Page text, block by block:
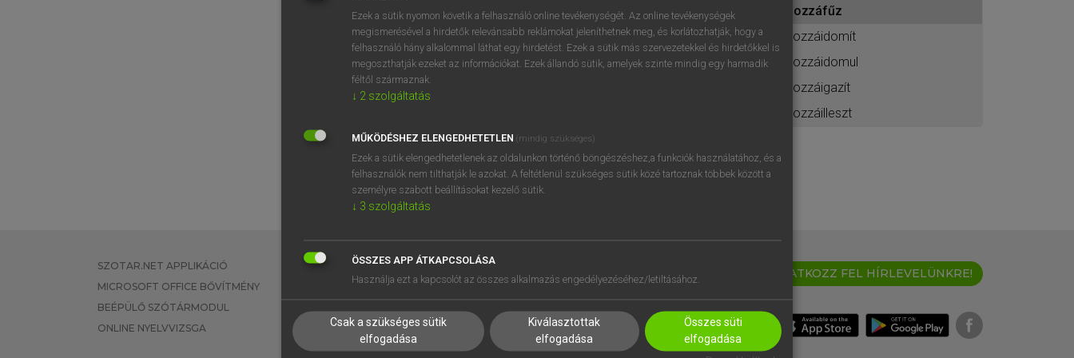
BELÉPÉS
próbaverziójának elindításához
regisztrálok ésbelépek.
REGISZTRÁCIÓ
hozzáfűz
hozzáidomít
hozzáidomul
hozzáigazít
hozzáilleszt
SZOTAR.NET APPLIKÁCIÓ
MICROSOFT OFFICE BŐVÍTMÉNY
BEÉPÜLŐ SZÓTÁRMODUL
ONLINE NYELVVIZSGA
EGYÉNI FELHASZNÁLÓKNAK
TANULÓKNAK
VÁLLALATI MEGOLDÁSOK
SÚGÓ
RÓLUNK
SÜTI BEÁLLÍTÁSOK
IRATKOZZ FEL HÍRLEVELÜNKRE!
Ezek a sütik nyomon követik a felhasználó online tevékenységét. Az online tevékenységek
megismerésével a hirdetők relevánsabb reklámokat jeleníthetnek meg, és korlátozhatják, hogy a
felhasználó hány alkalommal láthat egy hirdetést. Ezek a sütik más szervezetekkel és hirdetőkkel is
megoszthatják ezeket az információkat. Ezek állandó sütik, amelyek szinte mindig egy harmadik
féltől származnak.
↓ 2 szolgáltatás
MŰKÖDÉSHEZ ELENGEDHETETLEN (mindig szükséges)
Ezek a sütik elengedhetetlenek az oldalunkon történő böngészéshez,a funkciók használatához, és a
felhasználók nem tilthatják le azokat. A feltétlenül szükséges sütik közé tartoznak többek között a
személyre szabott beállításokat kezelő sütik.
↓ 3 szolgáltatás
ÖSSZES APP ÁTKAPCSOLÁSA
Használja ezt a kapcsolót az összes alkalmazás engedélyezéséhez/letiltásához.
Csak a szükséges sütik
elfogadása
Kiválasztottak
elfogadása
Összes süti
elfogadása